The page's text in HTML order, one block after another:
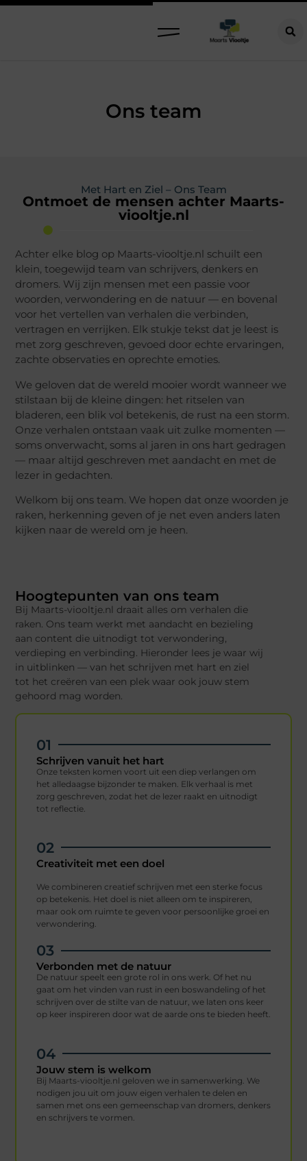
Ons team
Met Hart en Ziel – Ons Team
Ontmoet de mensen achter Maarts-
viooltje.nl
Achter elke blog op Maarts-viooltje.nl schuilt een
klein, toegewijd team van schrijvers, denkers en
dromers. Wij zijn mensen met een passie voor
woorden, verwondering en de natuur — en bovenal
voor het vertellen van verhalen die verbinden,
vertragen en verrijken. Elk stukje tekst dat je leest is
met zorg geschreven, gevoed door echte ervaringen,
zachte observaties en oprechte emoties.
We geloven dat de wereld mooier wordt wanneer we
stilstaan bij de kleine dingen: het ritselen van
bladeren, een blik vol betekenis, de rust na een storm.
Onze verhalen ontstaan vaak uit zulke momenten —
soms onverwacht, soms al jaren in ons hart gedragen
— maar altijd geschreven met aandacht en met de
lezer in gedachten.
Welkom bij ons team. We hopen dat onze woorden je
raken, herkenning geven of je net even anders laten
kijken naar de wereld om je heen.
Hoogtepunten van ons team
Bij Maarts-viooltje.nl draait alles om verhalen die
raken. Ons team werkt met aandacht en bezieling
aan content die uitnodigt tot verwondering,
verdieping en verbinding. Hieronder lees je waar wij
in uitblinken — van het schrijven met hart en ziel
tot het creëren van een plek waar ook jouw stem
gehoord mag worden.
01
Schrijven vanuit het hart
Onze teksten komen voort uit een diep verlangen om
het alledaagse bijzonder te maken. Elk verhaal is met
zorg geschreven, zodat het de lezer raakt en uitnodigt
tot reflectie.
02
Creativiteit met een doel
We combineren creatief schrijven met een sterke focus
op betekenis. Het doel is niet alleen om te inspireren,
maar ook om ruimte te geven voor persoonlijke groei en
verwondering.
03
Verbonden met de natuur
De natuur speelt een grote rol in ons werk. Of het nu
gaat om het vinden van rust in een boswandeling of het
schrijven over de stilte van de natuur, we laten ons keer
op keer inspireren door wat de aarde ons te bieden heeft.
04
Jouw stem is welkom
Bij Maarts-viooltje.nl geloven we in samenwerking. We
nodigen jou uit om jouw eigen verhalen te delen en
samen met ons een gemeenschap van dromers, denkers
en schrijvers te vormen.